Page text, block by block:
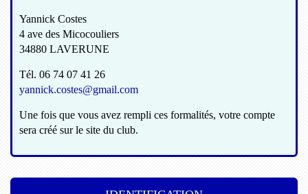
Yannick Costes
4 ave des Micocouliers
34880 LAVERUNE
Tél. 06 74 07 41 26
yannick.costes@gmail.com
Une fois que vous avez rempli ces formalités, votre compte
sera créé sur le site du club.